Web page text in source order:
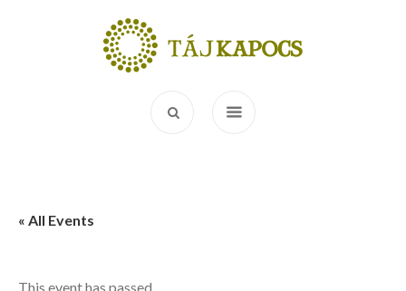
« All Events
This event has passed.